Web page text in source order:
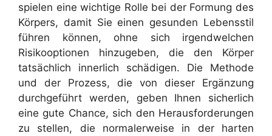
spielen eine wichtige Rolle bei der Formung des
Körpers, damit Sie einen gesunden Lebensstil
führen können, ohne sich irgendwelchen
Risikooptionen hinzugeben, die den Körper
tatsächlich innerlich schädigen. Die Methode
und der Prozess, die von dieser Ergänzung
durchgeführt werden, geben Ihnen sicherlich
eine gute Chance, sich den Herausforderungen
zu stellen, die normalerweise in der harten